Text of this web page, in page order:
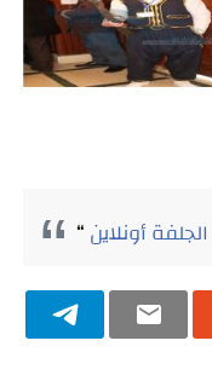
الجلفة أونلاين“